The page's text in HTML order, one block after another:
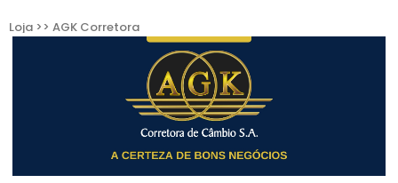
Loja >> AGK Corretora